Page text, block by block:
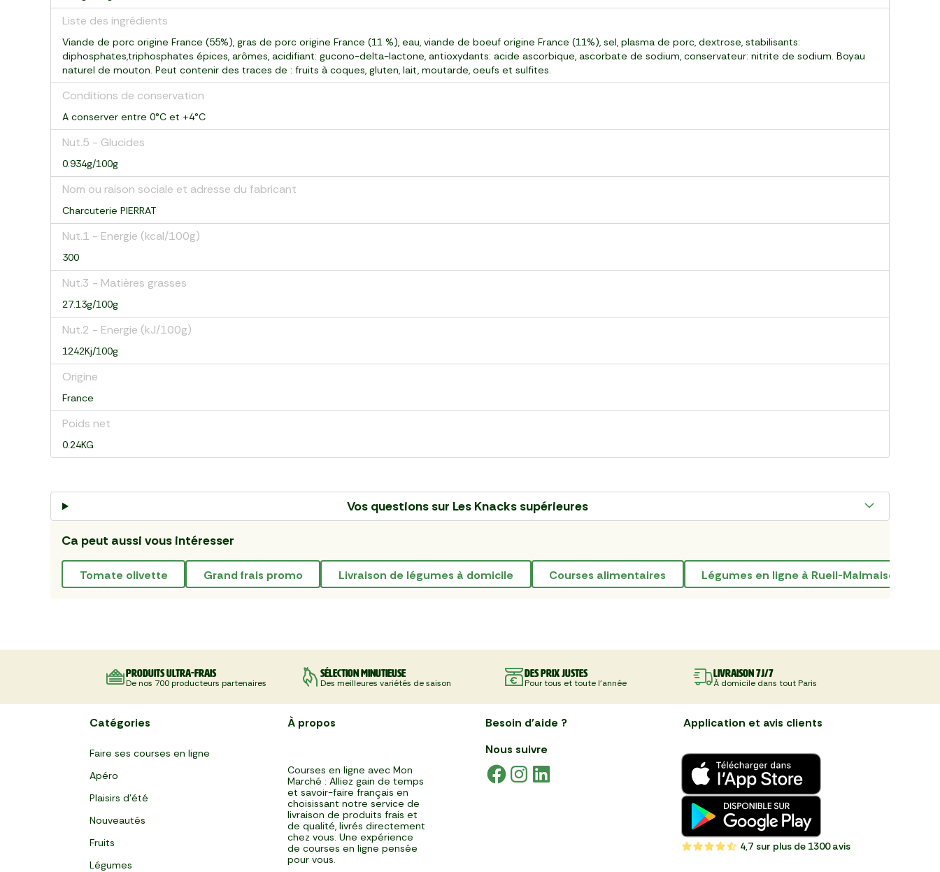
Liste des ingrédients
Viande de porc origine France (55%), gras de porc origine France (11 %), eau, viande de boeuf origine France (11%), sel, plasma de porc, dextrose, stabilisants:
diphosphates,triphosphates épices, arômes, acidifiant: gucono-delta-lactone, antioxydants: acide ascorbique, ascorbate de sodium, conservateur: nitrite de sodium. Boyau
naturel de mouton. Peut contenir des traces de : fruits à coques, gluten, lait, moutarde, oeufs et sulfites.
Conditions de conservation
A conserver entre 0°C et +4°C
Nut.5 - Glucides
0.934g/100g
Nom ou raison sociale et adresse du fabricant
Charcuterie PIERRAT
Nut.1 - Energie (kcal/100g)
300
Nut.3 - Matières grasses
27.13g/100g
Nut.2 - Energie (kJ/100g)
1242Kj/100g
Origine
France
Poids net
0.24KG
Vos questions sur Les Knacks supérieures
Ca peut aussi vous intéresser
tomate olivette grand frais promo livraison de légumes à domicile courses alimentaires Légumes en ligne à Rueil-Malmaison
Produits ultra-frais
De nos 700 producteurs partenaires
Sélection minutieuse
Des meilleures variétés de saison
Des prix justes
Pour tous et toute l'année
Livraison 7J/7
À domicile dans tout Paris
Catégories
Faire ses courses en ligne
Apéro
Plaisirs d'été
Nouveautés
Fruits
Légumes
À propos
Courses en ligne avec Mon
Marché : Alliez gain de temps
et savoir-faire français en
choisissant notre service de
livraison de produits frais et
de qualité, livrés directement
chez vous. Une expérience
de courses en ligne pensée
pour vous.
Besoin d'aide ?
Nous suivre
Application et avis clients
4,7 sur plus de 1300 avis